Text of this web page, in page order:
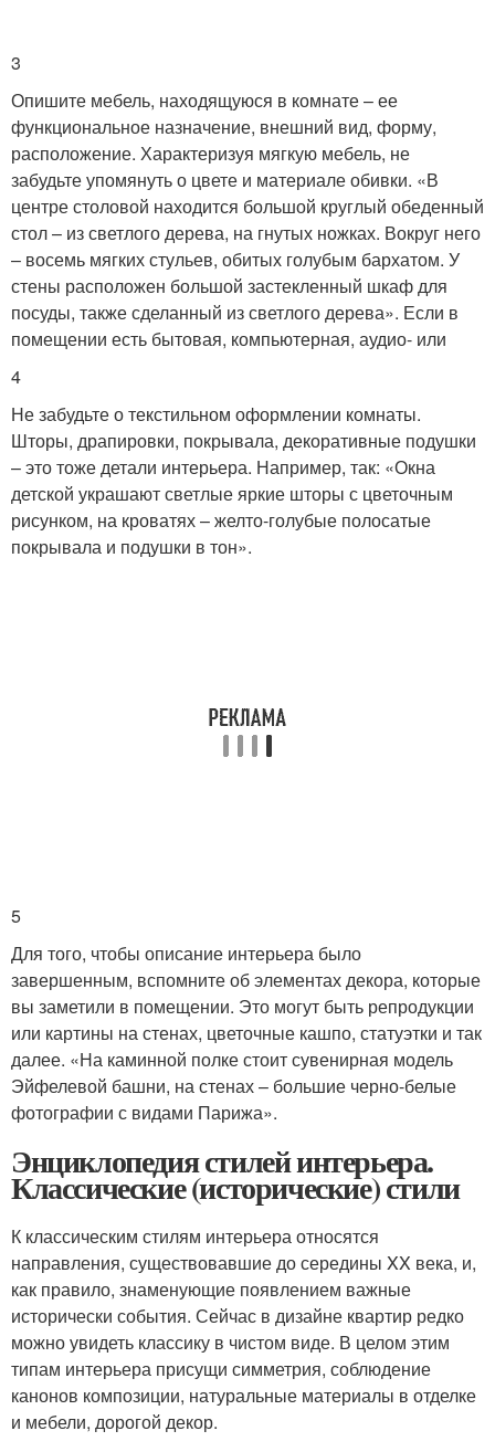
3
Опишите мебель, находящуюся в комнате – ее
функциональное назначение, внешний вид, форму,
расположение. Характеризуя мягкую мебель, не
забудьте упомянуть о цвете и материале обивки. «В
центре столовой находится большой круглый обеденный
стол – из светлого дерева, на гнутых ножках. Вокруг него
– восемь мягких стульев, обитых голубым бархатом. У
стены расположен большой застекленный шкаф для
посуды, также сделанный из светлого дерева». Если в
помещении есть бытовая, компьютерная, аудио- или
4
Не забудьте о текстильном оформлении комнаты.
Шторы, драпировки, покрывала, декоративные подушки
– это тоже детали интерьера. Например, так: «Окна
детской украшают светлые яркие шторы с цветочным
рисунком, на кроватях – желто-голубые полосатые
покрывала и подушки в тон».
5
Для того, чтобы описание интерьера было
завершенным, вспомните об элементах декора, которые
вы заметили в помещении. Это могут быть репродукции
или картины на стенах, цветочные кашпо, статуэтки и так
далее. «На каминной полке стоит сувенирная модель
Эйфелевой башни, на стенах – большие черно-белые
фотографии с видами Парижа».
Энциклопедия стилей интерьера.
Классические (исторические) стили
К классическим стилям интерьера относятся
направления, существовавшие до середины XX века, и,
как правило, знаменующие появлением важные
исторически события. Сейчас в дизайне квартир редко
можно увидеть классику в чистом виде. В целом этим
типам интерьера присущи симметрия, соблюдение
канонов композиции, натуральные материалы в отделке
и мебели, дорогой декор.